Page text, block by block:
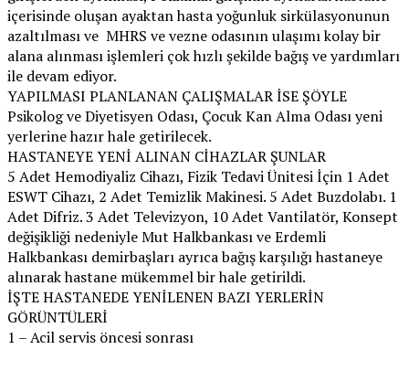
içerisinde oluşan ayaktan hasta yoğunluk sirkülasyonunun
azaltılması ve MHRS ve vezne odasının ulaşımı kolay bir
alana alınması işlemleri çok hızlı şekilde bağış ve yardımları
ile devam ediyor.
YAPILMASI PLANLANAN ÇALIŞMALAR İSE ŞÖYLE
Psikolog ve Diyetisyen Odası, Çocuk Kan Alma Odası yeni
yerlerine hazır hale getirilecek.
HASTANEYE YENİ ALINAN CİHAZLAR ŞUNLAR
5 Adet Hemodiyaliz Cihazı, Fizik Tedavi Ünitesi İçin 1 Adet
ESWT Cihazı, 2 Adet Temizlik Makinesi. 5 Adet Buzdolabı. 1
Adet Difriz. 3 Adet Televizyon, 10 Adet Vantilatör, Konsept
değişikliği nedeniyle Mut Halkbankası ve Erdemli
Halkbankası demirbaşları ayrıca bağış karşılığı hastaneye
alınarak hastane mükemmel bir hale getirildi.
İŞTE HASTANEDE YENİLENEN BAZI YERLERİN
GÖRÜNTÜLERİ
1 – Acil servis öncesi sonrası